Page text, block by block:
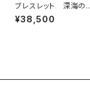
ブレスレット 深海の
と地球の叡智ノウタ
¥38,500